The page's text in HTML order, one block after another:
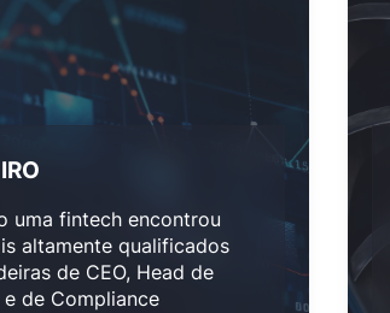
uma fintech encontrou
altamente qualificados
de CEO, Head de
e de Compliance